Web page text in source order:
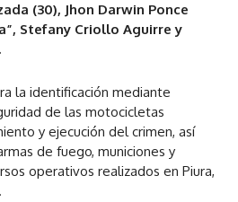
(30), Jhon Darwin Ponce
Stefany Criollo Aguirre y
la identificación mediante
de las motocicletas
y ejecución del crimen, así
de fuego, municiones y
operativos realizados en Piura,